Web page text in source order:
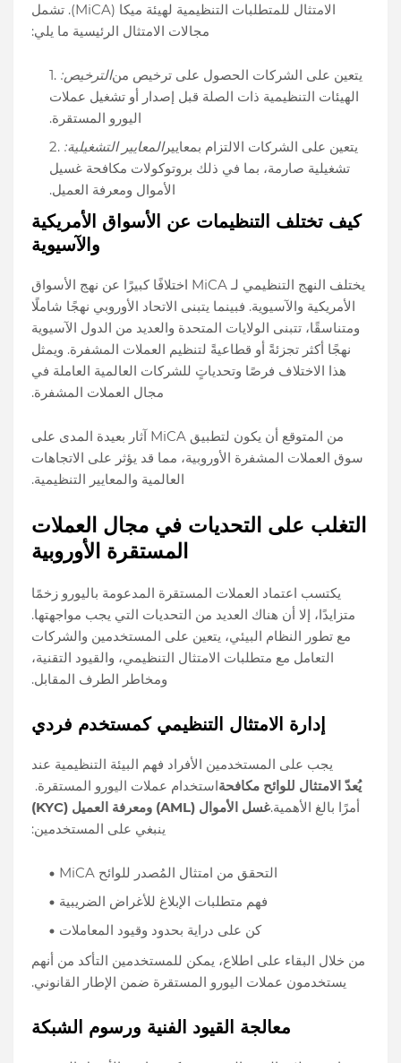
الامتثال للمتطلبات التنظيمية لهيئة ميكا (MiCA). تشمل
مجالات الامتثال الرئيسية ما يلي:
الترخيص:يتعين على الشركات الحصول على ترخيص من
الهيئات التنظيمية ذات الصلة قبل إصدار أو تشغيل عملات
اليورو المستقرة.
المعايير التشغيلية:يتعين على الشركات الالتزام بمعايير
تشغيلية صارمة، بما في ذلك بروتوكولات مكافحة غسيل
الأموال ومعرفة العميل.
كيف تختلف التنظيمات عن الأسواق الأمريكية
والآسيوية
يختلف النهج التنظيمي لـ MiCA اختلافًا كبيرًا عن نهج الأسواق
الأمريكية والآسيوية. فبينما يتبنى الاتحاد الأوروبي نهجًا شاملًا
ومتناسقًا، تتبنى الولايات المتحدة والعديد من الدول الآسيوية
نهجًا أكثر تجزئةً أو قطاعيةً لتنظيم العملات المشفرة. ويمثل
هذا الاختلاف فرصًا وتحدياتٍ للشركات العالمية العاملة في
مجال العملات المشفرة.
من المتوقع أن يكون لتطبيق MiCA آثار بعيدة المدى على
سوق العملات المشفرة الأوروبية، مما قد يؤثر على الاتجاهات
العالمية والمعايير التنظيمية.
التغلب على التحديات في مجال العملات
المستقرة الأوروبية
يكتسب اعتماد العملات المستقرة المدعومة باليورو زخمًا
متزايدًا، إلا أن هناك العديد من التحديات التي يجب مواجهتها.
مع تطور النظام البيئي، يتعين على المستخدمين والشركات
التعامل مع متطلبات الامتثال التنظيمي، والقيود التقنية،
ومخاطر الطرف المقابل.
إدارة الامتثال التنظيمي كمستخدم فردي
يجب على المستخدمين الأفراد فهم البيئة التنظيمية عند
استخدام عملات اليورو المستقرة.يُعدّ الامتثال للوائح مكافحة
غسل الأموال (AML) ومعرفة العميل (KYC)أمرًا بالغ الأهمية.
ينبغي على المستخدمين:
التحقق من امتثال المُصدر للوائح MiCA
فهم متطلبات الإبلاغ للأغراض الضريبية
كن على دراية بحدود وقيود المعاملات
من خلال البقاء على اطلاع، يمكن للمستخدمين التأكد من أنهم
يستخدمون عملات اليورو المستقرة ضمن الإطار القانوني.
معالجة القيود الفنية ورسوم الشبكة